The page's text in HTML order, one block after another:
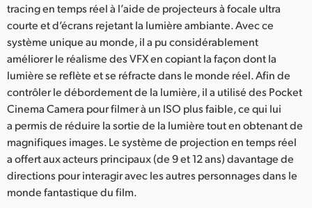
Spain
Sweden
Chinese Taipei
Turkey
UAE
Ukraine
United Kingdom
tracing en temps réel à l’aide de projecteurs à focale ultra
courte et d’écrans rejetant la lumière ambiante. Avec ce
système unique au monde, il a pu considérablement
améliorer le réalisme des VFX en copiant la façon dont la
lumière se reflète et se réfracte dans le monde réel. Afin de
contrôler le débordement de la lumière, il a utilisé des Pocket
Cinema Camera pour filmer à un ISO plus faible, ce qui lui
a permis de réduire la sortie de la lumière tout en obtenant de
magnifiques images. Le système de projection en temps réel
a offert aux acteurs principaux (de 9 et 12 ans) davantage de
directions pour interagir avec les autres personnages dans le
monde fantastique du film.